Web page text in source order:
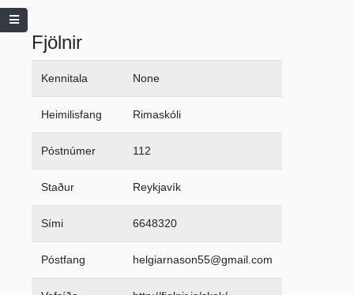
Fjölnir
Kennitala None
Heimilisfang Rimaskóli
Póstnúmer 112
Staður Reykjavík
Sími 6648320
Póstfang helgiarnason55@gmail.com